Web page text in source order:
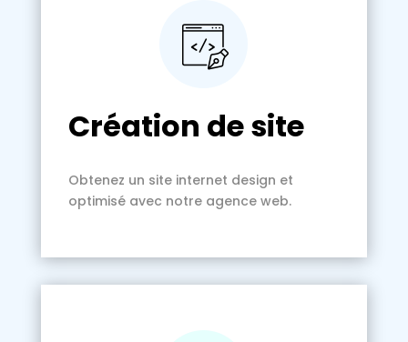
Création de site
Obtenez un site internet design et
optimisé avec notre agence web.